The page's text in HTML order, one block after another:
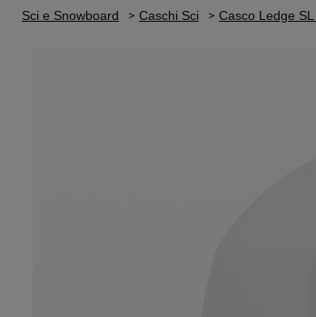
Sci e Snowboard Caschi Sci Casco Ledge